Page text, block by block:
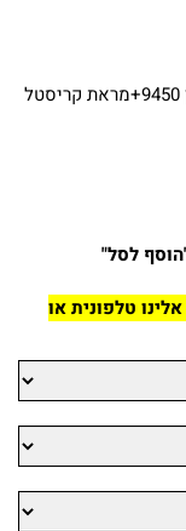
ארון+משטח בוצ'ר עץ מלא+כיור חרס מונח לבן 9450+מראת קריסטל
לסל"
טלפונית או